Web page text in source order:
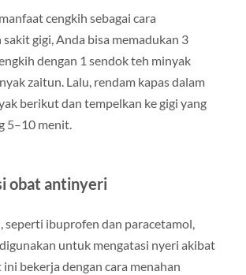
cengkih sebagai cara
gigi, Anda bisa memadukan 3
dengan 1 sendok teh minyak
zaitun. Lalu, rendam kapas dalam
berikut dan tempelkan ke gigi yang
5–10 menit.
obat antinyeri
seperti ibuprofen dan paracetamol,
untuk mengatasi nyeri akibat
bekerja dengan cara menahan